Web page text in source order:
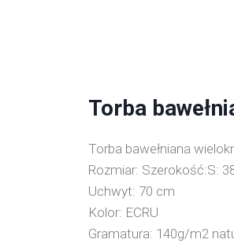
Torba
Torba bawełniana
Rozmiar: Szerokość:S:
Uchwyt: 70 cm
Kolor: ECRU
Gramatura: 140g/m2